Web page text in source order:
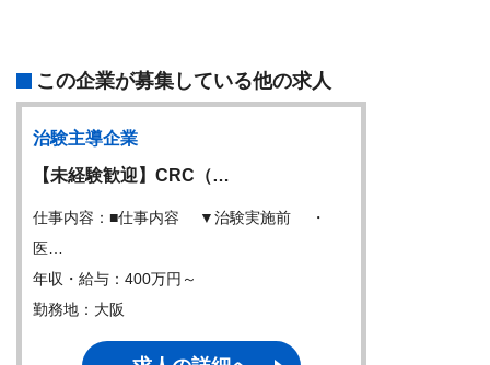
この企業が募集している他の求人
治験主導企業
【未経験歓迎】CRC（…
仕事内容：■仕事内容 ▼治験実施前 ・
医…
年収・給与：400万円～
勤務地：大阪